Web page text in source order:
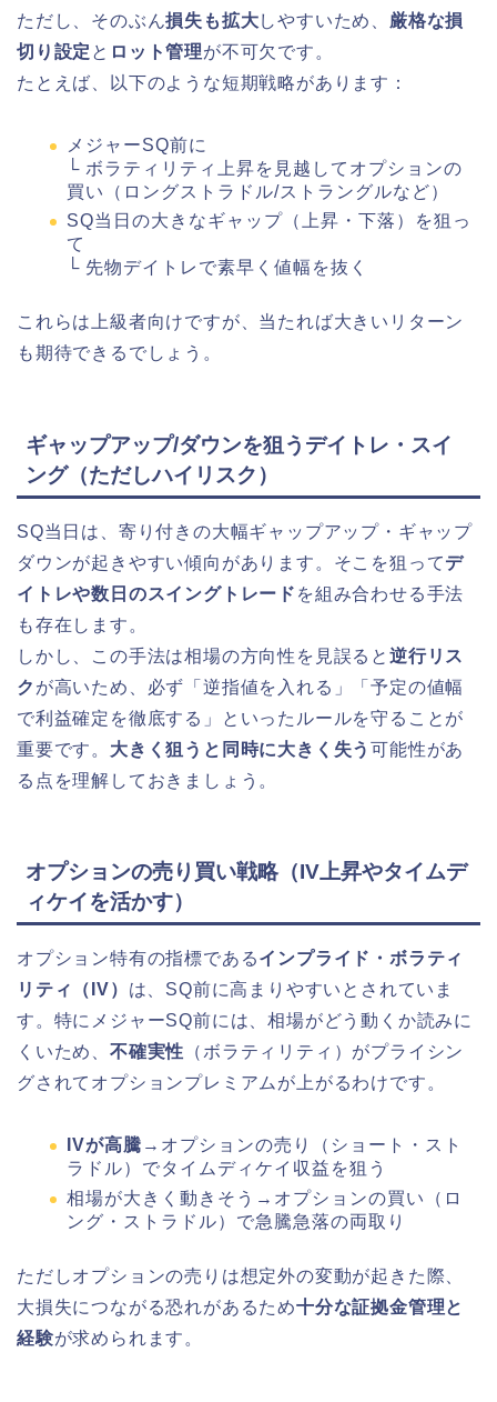
ただし、そのぶん損失も拡大しやすいため、 厳格な損
切り設定 と ロット管理が不可欠です。
たとえば、以下のような短期戦略があります：
メジャーSQ前に
└ ボラティリティ上昇を見越してオプションの
買い（ロングストラドル/ストラングルなど）
SQ当日の大きなギャップ（上昇・下落）を狙っ
て
└ 先物デイトレで素早く値幅を抜く
これらは上級者向けですが、当たれば大きいリターン
も期待できるでしょう。
ギャップアップ/ダウンを狙うデイトレ・スイ
ング（ただしハイリスク）
SQ当日は、寄り付きの大幅ギャップアップ・ギャップ
ダウンが起きやすい傾向があります。そこを狙ってデ
イトレや数日のスイングトレード を組み合わせる手法
も存在します。
しかし、この手法は相場の方向性を見誤ると 逆行リス
ク が高いため、必ず「逆指値を入れる」「予定の値幅
で利益確定を徹底する」といったルールを守ることが
重要です。 大きく狙うと同時に大きく失う可能性があ
る点を理解しておきましょう。
オプションの売り買い戦略（IV上昇やタイムデ
ィケイを活かす）
オプション特有の指標であるインプライド・ボラティ
リティ（IV） は、SQ前に高まりやすいとされていま
す。特にメジャーSQ前には、相場がどう動くか読みに
くいため、 不確実性 （ボラティリティ）がプライシン
グされてオプションプレミアムが上がるわけです。
IVが高騰 →オプションの売り（ショート・スト
ラドル）でタイムディケイ収益を狙う
相場が大きく動きそう→オプションの買い（ロ
ング・ストラドル）で急騰急落の両取り
ただしオプションの売りは想定外の変動が起きた際、
大損失につながる恐れがあるため十分な証拠金管理と
経験が求められます。